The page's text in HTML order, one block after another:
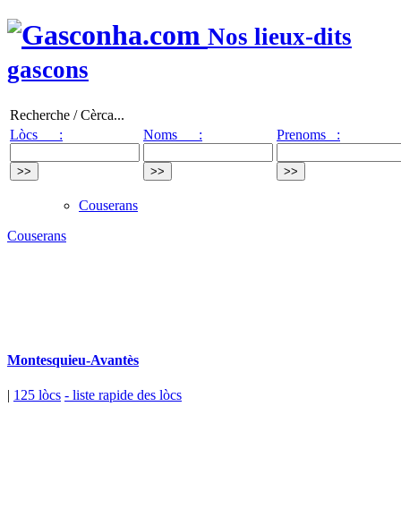
Nos lieux-dits
gascons
Recherche / Cèrca...
Lòcs :
Noms : Prenoms :
Couserans
Couserans
Montesquieu-Avantès
| 125 lòcs - liste rapide des lòcs